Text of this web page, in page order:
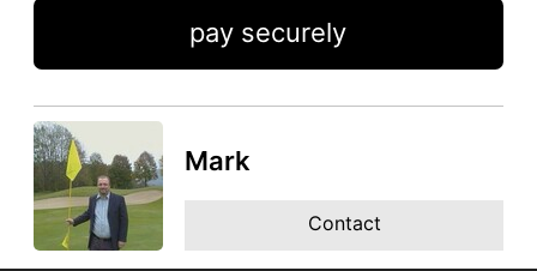
pay securely
Mark
Contact